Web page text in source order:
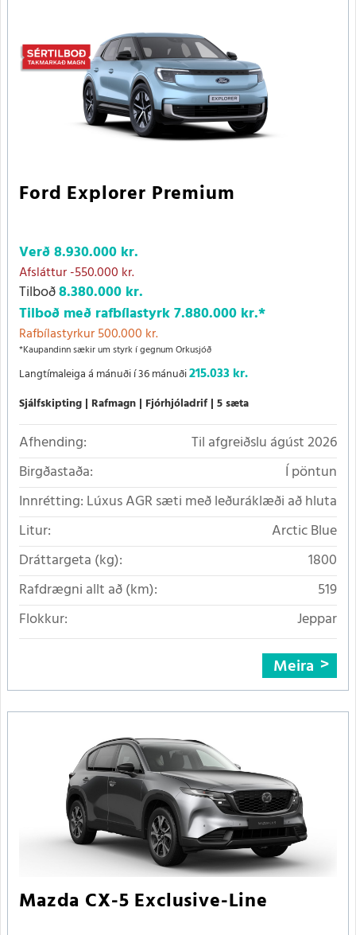
Ford Explorer Premium
Verð8.930.000 kr.
Afsláttur-550.000 kr.
Tilboð8.380.000 kr.
Tilboð með rafbílastyrk7.880.000 kr.*
Rafbílastyrkur 500.000 kr.
*Kaupandinn sækir um styrk í gegnum Orkusjóð
Langtímaleiga á mánuði í 36 mánuði215.033 kr.
Sjálfskipting Rafmagn Fjórhjóladrif 5 sæta
Afhending:
Til afgreiðslu ágúst 2026
Birgðastaða:
Í pöntun
Innrétting: Lúxus AGR sæti með leðuráklæði að hluta
Litur:
Arctic Blue
Dráttargeta (kg):
1800
Rafdrægni allt að (km):
519
Flokkur:
Jeppar
Meira
Mazda CX-5 Exclusive-Line